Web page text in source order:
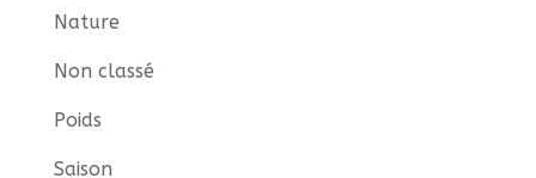
Nature
Non classé
Poids
Saison